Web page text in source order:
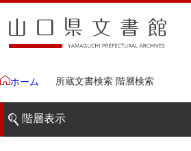
ホーム 所蔵文書検索 階層検索
階層表示